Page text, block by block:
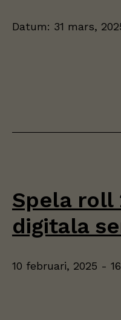
Datum: 31 mars,
Spela roll
digitala
10 februari, 2025 -